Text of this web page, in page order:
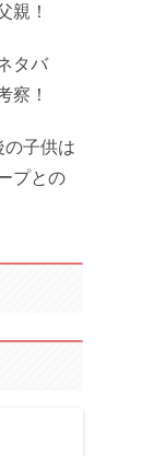
親！
タバ
察！
の子供は
プとの